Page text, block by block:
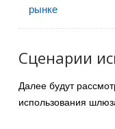
рынке
Сценарии
Далее будут
использования